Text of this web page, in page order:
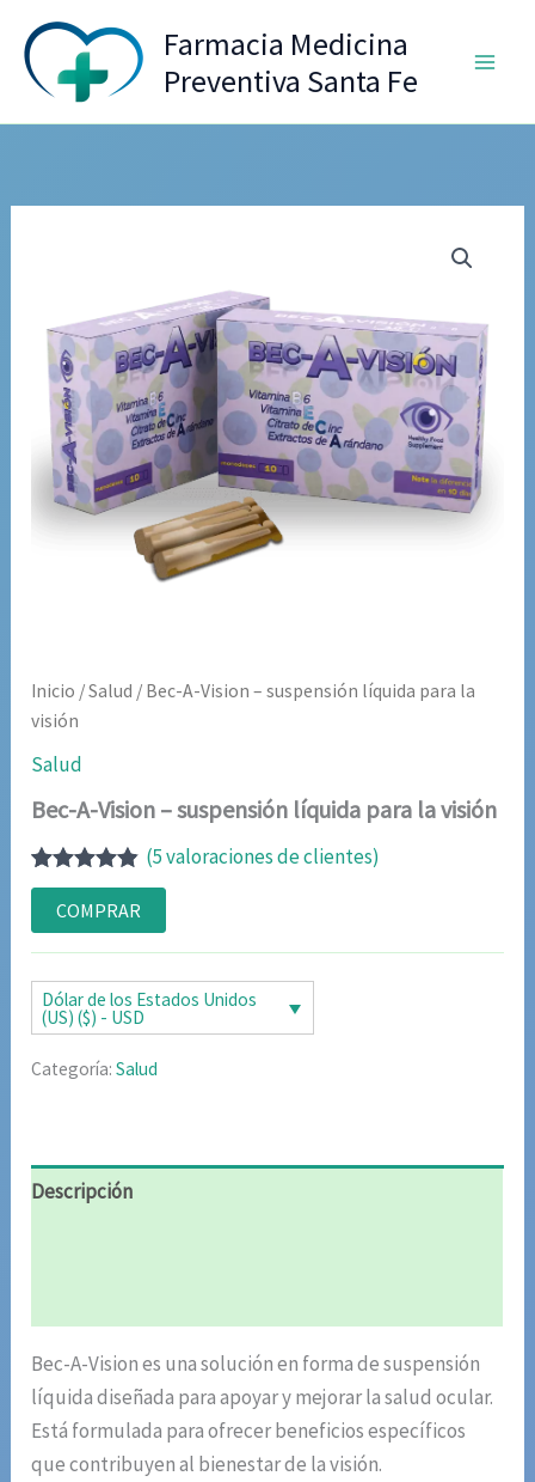
contenido
Farmacia Medicina
Preventiva Santa Fe
Inicio /Salud / Bec-A-Vision – suspensión líquida para la
visión
Salud
Bec-A-Vision – suspensión líquida para la visión
Valorado
con4.80de
5 en base
a
5
de clientes
(5valoraciones de clientes)
COMPRAR
Dólar de los Estados Unidos
(US) ($) - USD
Categoría:Salud
Descripción
Bec-A-Vision es una solución en forma de suspensión
líquida diseñada para apoyar y mejorar la salud ocular.
Está formulada para ofrecer beneficios específicos
que contribuyen al bienestar de la visión.